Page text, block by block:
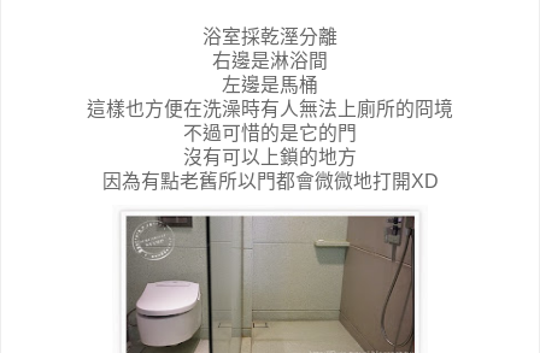
浴室採乾溼分離
右邊是淋浴間
左邊是馬桶
這樣也方便在洗澡時有人無法上廁所的冏境
不過可惜的是它的門
沒有可以上鎖的地方
因為有點老舊所以門都會微微地打開XD